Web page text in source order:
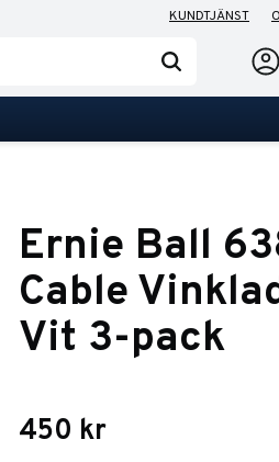
KUNDTJÄNST
Ernie Ball
Cable
Vit 3-pack
450 kr